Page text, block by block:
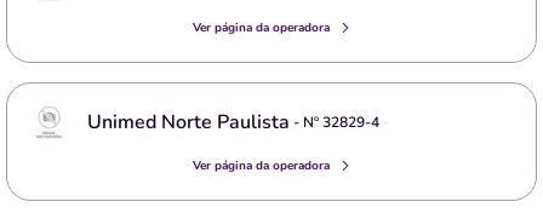
Ver página da operadora
Unimed Norte Paulista - Nº32829-4
Ver página da operadora